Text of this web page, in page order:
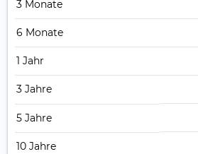
3 Monate
6 Monate
1 Jahr
3 Jahre
5 Jahre
10 Jahre